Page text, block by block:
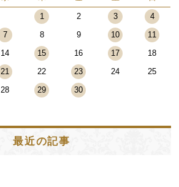
1 2 3
4
7 8 9 10
11
14 15 16 17
18
21 22 23 24
25
28 29
30
最近の記事